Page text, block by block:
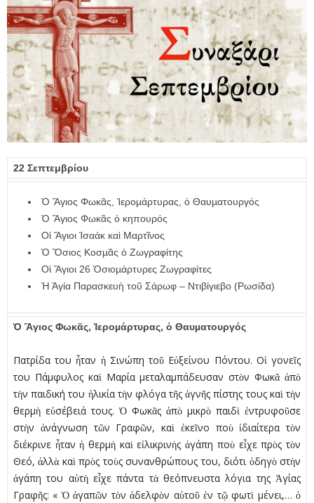
22 Σεπτεμβρίου
Ὁ Ἅγιος Φωκᾶς, Ἱεροµάρτυρας, ὁ Θαυµατουργός
Ὁ Ἅγιος Φωκᾶς ὁ κηπουρός
Οἱ Ἅγιοι Ἰσαάκ καὶ Μαρτῖνος
Ὁ Ὅσιος Κοσµᾶς ὁ Ζωγραφίτης
Οἱ Ἅγιοι 26 Ὁσιοµάρτυρες Ζωγραφίτες
Ἡ Ἁγία Παρασκευὴ τοῦ Σάρωφ – Ντιβίγιεβο (Ρωσίδα)
Ὁ Ἅγιος Φωκᾶς, Ἱεροµάρτυρας, ὁ Θαυµατουργός
Πατρίδα του ἦταν ἡ Σινώπη τοῦ Εὐξείνου Πόντου. Οἱ γονεῖς
του Πάµφυλος καὶ Μαρία µεταλαµπάδευσαν στὸν Φωκᾶ ἀπὸ
τὴν παιδική του ἡλικία τὴν φλόγα τῆς ἁγνῆς πίστης τους καὶ τὴν
θερµὴ εὐσέβειά τους. Ὁ Φωκᾶς ἀπὸ µικρὸ παιδὶ ἐντρυφοῦσε
στὴν ἀνάγνωση τῶν Γραφῶν, καὶ ἐκεῖνο ποὺ ἰδιαίτερα τὸν
διέκρινε ἦταν ἡ θερµὴ καὶ εἰλικρινὴς ἀγάπη ποὺ εἶχε πρὸς τὸν
Θεό, ἀλλὰ καὶ πρὸς τοὺς συνανθρώπους του, διότι ὁδηγὸ στὴν
ἀγάπη του αὐτὴ εἶχε πάντα τὰ θεόπνευστα λόγια της Ἁγίας
Γραφῆς: « Ὁ ἀγαπῶν τὸν ἀδελφὸν αὐτοῦ ἐν τῷ φωτὶ µένει,… ὁ